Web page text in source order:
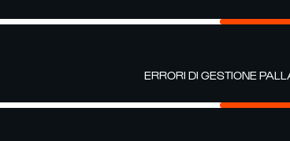
ERRORI DI GESTIONE